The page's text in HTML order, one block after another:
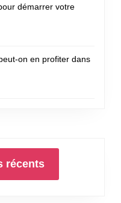
démarrer votre
on en profiter dans
récents